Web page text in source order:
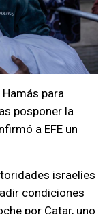
para
posponer la
a EFE un
israelíes
condiciones
por Catar, uno